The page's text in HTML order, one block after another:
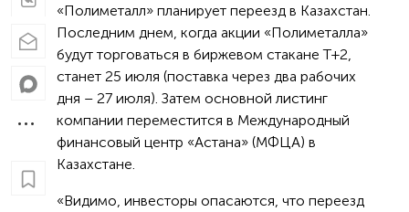
«Полиметалл» планирует переезд в Казахстан.
Последним днем, когда акции «Полиметалла»
будут торговаться в биржевом стакане T+2,
станет 25 июля (поставка через два рабочих
дня – 27 июля). Затем основной листинг
компании переместится в Международный
финансовый центр «Астана» (МФЦА) в
Казахстане.
«Видимо, инвесторы опасаются, что переезд